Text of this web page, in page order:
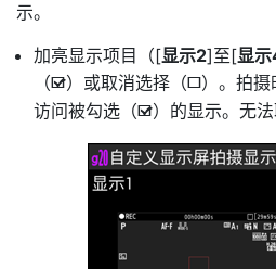
示。
加亮显示项目（[显示2]至[显
（M）或取消选择（U）。拍
访问被勾选（M）的显示。无